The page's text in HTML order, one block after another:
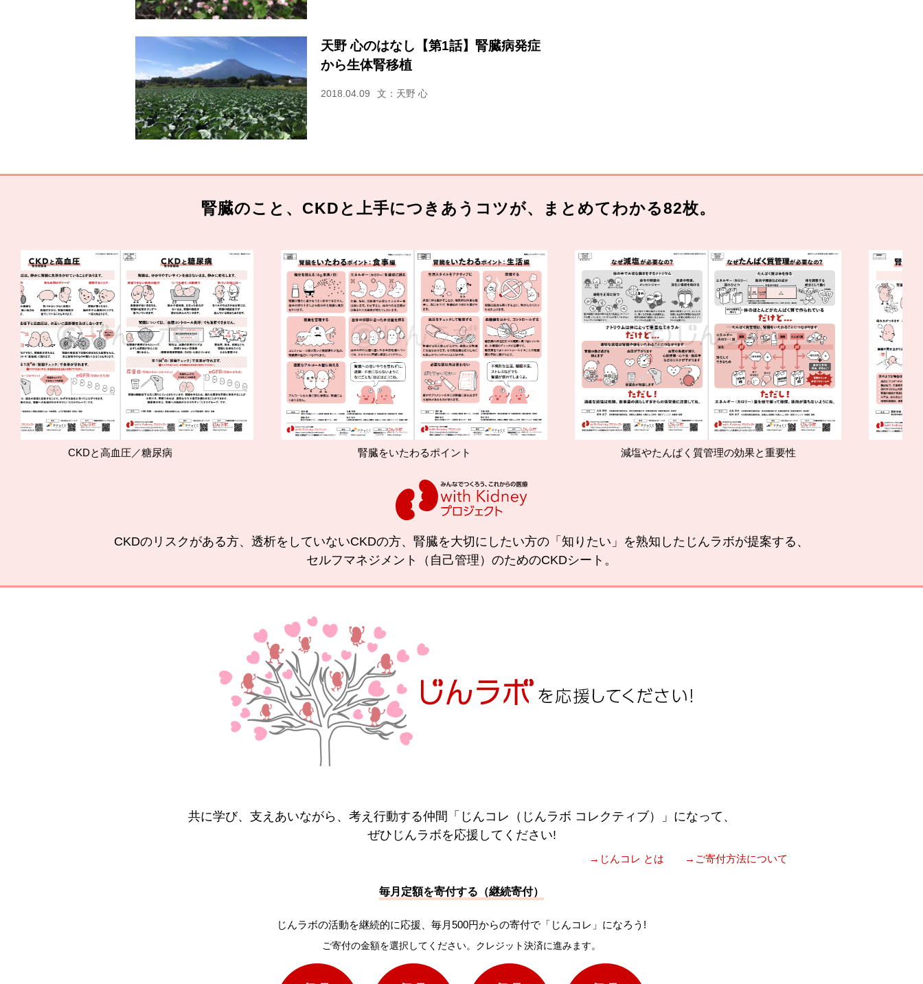
天野 心のはなし【第1話】腎臓病発症
から生体腎移植
2018.04.09 文：天野 心
腎臓のこと、CKDと上手につきあうコツが、まとめてわかる82枚。
と高血圧／糖尿病 腎臓をいたわるポイント 減塩やたんぱく質管理の効果と重要性
CKDのリスクがある方、透析をしていないCKDの方、腎臓を大切にしたい方の「知りたい」を熟知したじんラボが提案する、
セルフマネジメント（自己管理）のためのCKDシート。
共に学び、支えあいながら、考え行動する仲間「じんコレ（じんラボ コレクティブ）」になって、
ぜひじんラボを応援してください!
→じんコレ とは →ご寄付方法について
毎月定額を寄付する（継続寄付）
じんラボの活動を継続的に応援、毎月500円からの寄付で「じんコレ」になろう!
ご寄付の金額を選択してください。クレジット決済に進みます。